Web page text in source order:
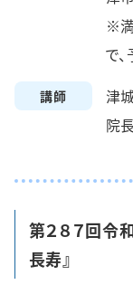
※
で
講師
津
院
第２８７回令
長寿』